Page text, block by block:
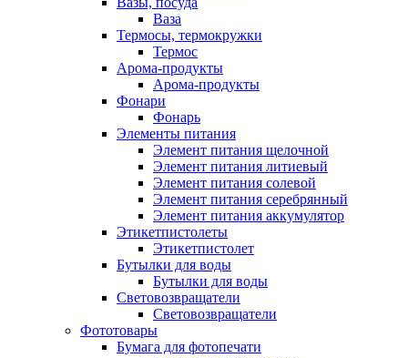
Ваза
Термосы, термокружки
Термос
Арома-продукты
Арома-продукты
Фонари
Фонарь
Элементы питания
Элемент питания щелочной
Элемент питания литиевый
Элемент питания солевой
Элемент питания серебрянный
Элемент питания аккумулятор
Этикетпистолеты
Этикетпистолет
Бутылки для воды
Бутылки для воды
Световозвращатели
Световозвращатели
Фототовары
Бумага для фотопечати